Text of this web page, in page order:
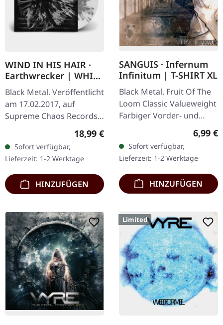
WIND IN HIS HAIR ·
Earthwrecker | WHITE
SPLATTER LP
Black Metal. Veröffentlicht
am 17.02.2017, auf
Supreme Chaos Records.
Weißes Vinyl mit grauen
Splattern im Standard-
Cover, kommt mit Insert.…
Regulärer Preis:
18,99 €
Sofort verfügbar,
Lieferzeit: 1-2 Werktage
HINZUFÜGEN
SANGUIS · Infernum
Infinitum | T-SHIRT XL
Black Metal. Fruit Of The
Loom Classic Valueweight
Farbiger Vorder- und
6,99 €
Sofort verfügbar,
Lieferzeit: 1-2 Werktage
HINZUFÜGEN
Limited